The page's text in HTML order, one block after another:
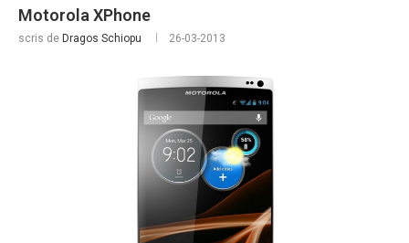
Motorola XPhone
scris de Dragos Schiopu 26-03-2013